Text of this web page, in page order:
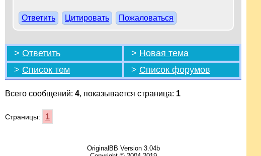
Ответить Цитировать Пожаловаться
> Ответить > Новая тема
> Список тем > Список форумов
Всего сообщений: 4, показывается страница: 1
Страницы: 1
OriginalBB Version 3.04b